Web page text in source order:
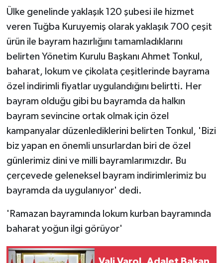
Ülke genelinde yaklaşık 120 şubesi ile hizmet
veren Tuğba Kuruyemiş olarak yaklaşık 700 çeşit
ürün ile bayram hazırlığını tamamladıklarını
belirten Yönetim Kurulu Başkanı Ahmet Tonkul,
baharat, lokum ve çikolata çeşitlerinde bayrama
özel indirimli fiyatlar uygulandığını belirtti. Her
bayram olduğu gibi bu bayramda da halkın
bayram sevincine ortak olmak için özel
kampanyalar düzenlediklerini belirten Tonkul, 'Bizi
biz yapan en önemli unsurlardan biri de özel
günlerimiz dini ve milli bayramlarımızdır. Bu
çerçevede geleneksel bayram indirimlerimiz bu
bayramda da uygulanıyor' dedi.
'Ramazan bayramında lokum kurban bayramında
baharat yoğun ilgi görüyor'